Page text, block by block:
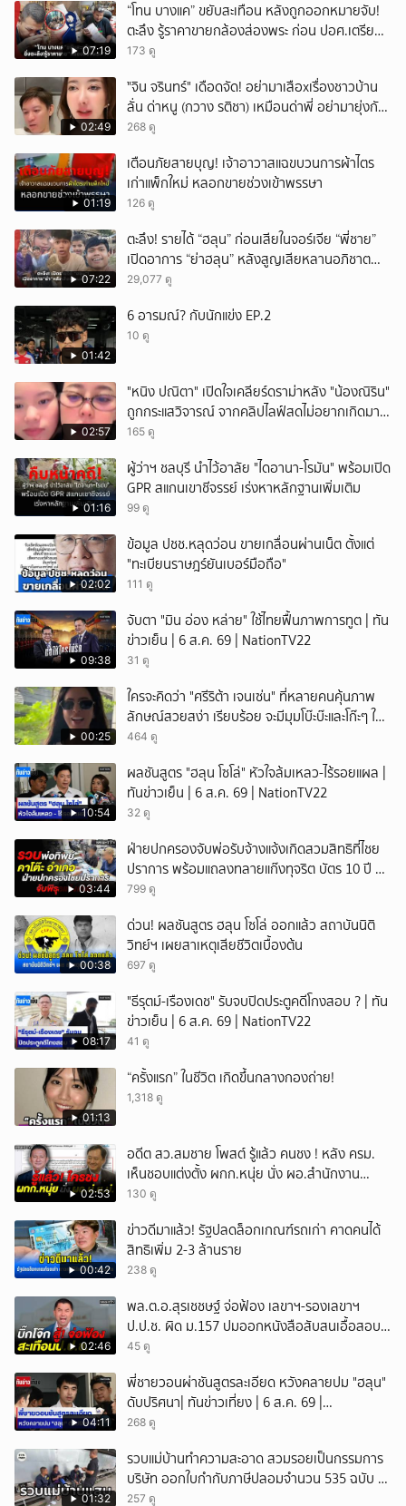
07:19
“โทน บางแค” ขยับสะเทือน หลังถูกออกหมายจับ!
ตะลึง รู้ราคาขายกล้องส่องพระ ก่อน ปอศ.เตรียม
บุกรวบ?
173 ดู
02:49
ั่"จิน จรินทร์" เดือดจัด! อย่ามาเสือxเรื่องชาวบ้าน
ลั่น ด่าหนู (กวาง รติชา) เหมือนด่าพี่ อย่ามายุ่งกับ
คนของผม จบ!!!
268 ดู
01:19
เตือนภัยสายบุญ! เจ้าอาวาสแฉขบวนการผ้าไตร
เก่าแพ็กใหม่ หลอกขายช่วงเข้าพรรษา
126 ดู
07:22
ตะลึง! รายได้ “ฮลุน” ก่อนเสียในจอร์เจีย “พี่ชาย”
เปิดอาการ “ย่าฮลุน” หลังสูญเสียหลานอภิชาต
บุตร!
29,077 ดู
01:42
6 อารมณ์? กับนักแข่ง EP.2
10 ดู
02:57
"หนิง ปณิตา" เปิดใจเคลียร์ดราม่าหลัง "น้องณิริน"
ถูกกระแสวิจารณ์ จากคลิปไลฟ์สดไม่อยากเกิดมา
หน้าเหมือนพ่อ
165 ดู
01:16
ผู้ว่าฯ ชลบุรี นำไว้อาลัย "ไดอานา-โรมัน" พร้อมเปิด
GPR สแกนเขาชีจรรย์ เร่งหาหลักฐานเพิ่มเติม
99 ดู
02:02
ข้อมูล ปชช.หลุดว่อน ขายเกลื่อนผ่านเน็ต ตั้งแต่
"ทะเบียนราษฎร์ยันเบอร์มือถือ"
111 ดู
09:38
จับตา "มิน อ่อง หล่าย" ใช้ไทยฟื้นภาพการทูต | ทัน
ข่าวเย็น | 6 ส.ค. 69 | NationTV22
31 ดู
00:25
ใครจะคิดว่า "ศรีริต้า เจนเซ่น" ที่หลายคนคุ้นภาพ
ลักษณ์สวยสง่า เรียบร้อย จะมีมุมโบ๊ะบ๊ะและโก๊ะๆ ให้
ได้อมยิ้มเหมือนกัน งานนี้ทำเอาแฟนๆ ทั้งเอ็นดูทั้ง
464 ดู
10:54
ผลชันสูตร "ฮลุน โซโล่" หัวใจล้มเหลว-ไร้รอยแผล |
ทันข่าวเย็น | 6 ส.ค. 69 | NationTV22
32 ดู
03:44
ฝ่ายปกครองจับพ่อรับจ้างแจ้งเกิดสวมสิทธิที่ไชย
ปราการ พร้อมแถลงทลายแก๊งทุจริต บัตร 10 ปี ที่
แม่สอด
799 ดู
00:38
ด่วน! ผลชันสูตร ฮลุน โซโล่ ออกแล้ว สถาบันนิติ
วิทย์ฯ เผยสาเหตุเสียชีวิตเบื้องต้น
697 ดู
08:17
"ธีรุตม์-เรืองเดช" รับจบปิดประตูคดีโกงสอบ ? | ทัน
ข่าวเย็น | 6 ส.ค. 69 | NationTV22
41 ดู
01:13
“ครั้งแรก” ในชีวิต เกิดขึ้นกลางกองถ่าย!
1,318 ดู
02:53
อดีต สว.สมชาย โพสต์ รู้แล้ว คนชง ! หลัง ครม.
เห็นชอบแต่งตั้ง ผกก.หนุ่ย นั่ง ผอ.สำนักงาน
ป.ย.ป.
130 ดู
00:42
ข่าวดีมาแล้ว! รัฐปลดล็อกเกณฑ์รถเก่า คาดคนได้
สิทธิเพิ่ม 2-3 ล้านราย
238 ดู
02:46
พล.ต.อ.สุรเชชษฐ์ จ่อฟ้อง เลขาฯ-รองเลขาฯ
ป.ป.ช. ผิด ม.157 ปมออกหนังสือสับสนเอื้อสอบ
คดีซ้ำซ้อน
45 ดู
04:11
พี่ชายวอนผ่าชันสูตรละเอียด หวังคลายปม "ฮลุน"
ดับปริศนา| ทันข่าวเที่ยง | 6 ส.ค. 69 |
NationTV22
268 ดู
01:32
รวบแม่บ้านทำความสะอาด สวมรอยเป็นกรรมการ
บริษัท ออกใบกำกับภาษีปลอมจำนวน 535 ฉบับ รัฐ
เสียหายกว่า 129 ล้านบาท
257 ดู